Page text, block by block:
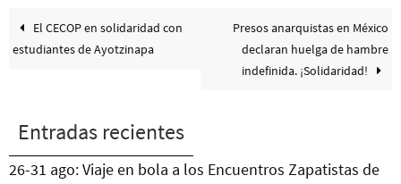
El CECOP en solidaridad con
estudiantes de Ayotzinapa
Presos anarquistas en México
declaran huelga de hambre
indefinida. ¡Solidaridad!
Entradas recientes
26-31 ago: Viaje en bola a los Encuentros Zapatistas de